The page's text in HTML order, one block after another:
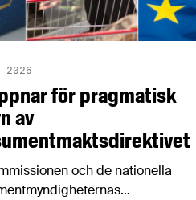
för pragmatisk
av
2026
och de nationella